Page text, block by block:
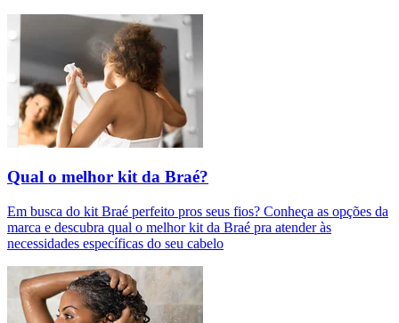
Qual o melhor kit da Braé?
Em busca do kit Braé perfeito pros seus fios? Conheça as opções da
marca e descubra qual o melhor kit da Braé pra atender às
necessidades específicas do seu cabelo